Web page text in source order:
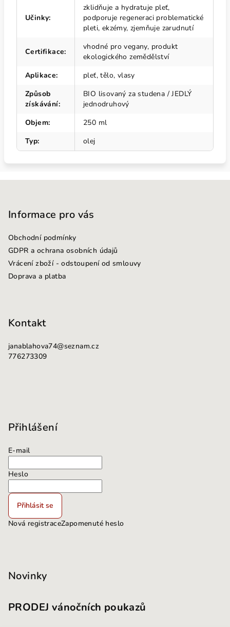
Učinky:
zklidňuje a hydratuje pleť,
podporuje regeneraci problematické
pleti, ekzémy, zjemňuje zarudnutí
Certifikace:
vhodné pro vegany, produkt
ekologického zemědělství
Aplikace:
pleť, tělo, vlasy
Způsob
získávání:
BIO lisovaný za studena / JEDLÝ
jednodruhový
Objem:
250 ml
Typ: olej
Informace pro vás
Obchodní podmínky
GDPR a ochrana osobních údajů
Vrácení zboží - odstoupení od smlouvy
Doprava a platba
Kontakt
janablahova74@seznam.cz
776273309
Přihlášení
E-mail
Heslo
Přihlásit se
Nová registraceZapomenuté heslo
Novinky
PRODEJ vánočních poukazů